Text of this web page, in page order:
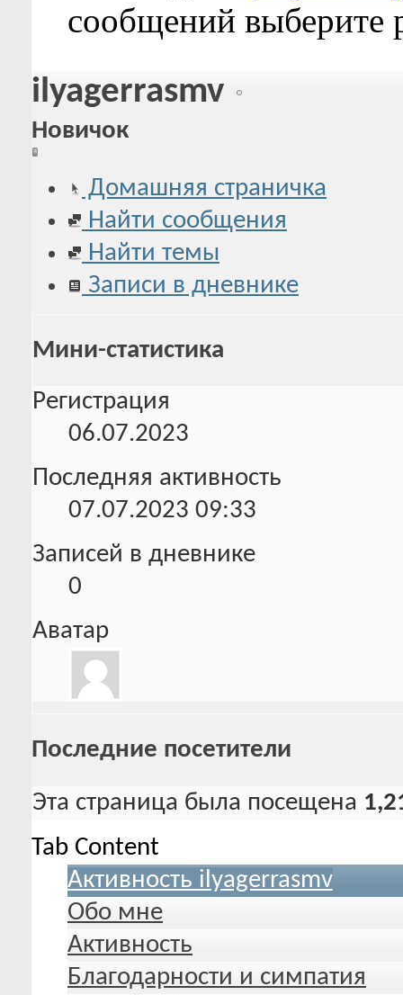
сообщений выберите
ilyagerrasmv
Новичок
Домашняя страничка
Найти сообщения
Найти темы
Записи в дневнике
Мини-статистика
Регистрация
06.07.2023
Последняя активность
07.07.2023 09:33
Записей в дневнике
0
Аватар
Последние посетители
Эта страница была посещена
Tab Content
Активность ilyagerrasmv
Обо мне
Активность
Благодарности и симпатия